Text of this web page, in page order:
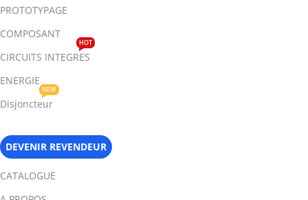
PROTOTYPAGE
COMPOSANT
CIRCUITS INTEGRES
HOT
ENERGIE
Disjoncteur
NEW
DEVENIR REVENDEUR
CATALOGUE